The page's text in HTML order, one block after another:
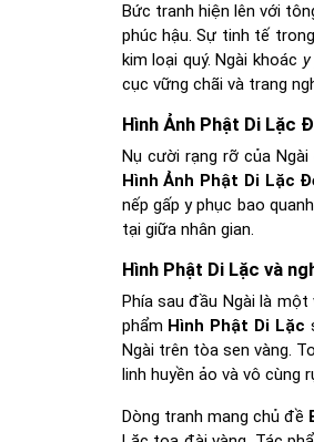
Bức tranh hiện lên với
phúc hậu. Sự tinh tế trong
kim loại quý. Ngài khoác
cục vững chãi và trang
Hình Ảnh Phật Di Lặc
Nụ cười rạng rỡ của
Hình Ảnh Phật Di Lặc
nếp gấp y phục bao
tại giữa nhân gian.
Hình Phật Di Lặc và
Phía sau đầu Ngài là
phẩm Hình Phật Di Lặc
Ngài trên tòa sen vàng.
linh huyền ảo và vô cùng
Dòng tranh mang chủ đề